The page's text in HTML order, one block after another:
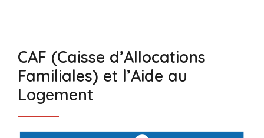
CAF (Caisse d’Allocations
Familiales) et l’Aide au
Logement